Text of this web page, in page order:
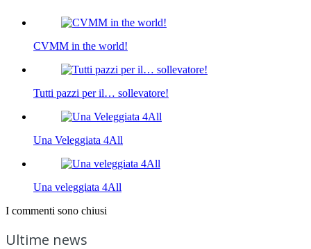
CVMM in the world!
Tutti pazzi per il… sollevatore!
Una Veleggiata 4All
Una veleggiata 4All
I commenti sono chiusi
Ultime news